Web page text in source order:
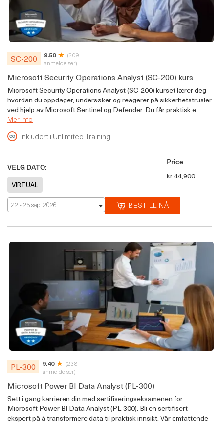
SC-200 9.50
(209
anmeldelser)
Microsoft Security Operations Analyst (SC-200) kurs
Microsoft Security Operations Analyst (SC-200) kurset lærer deg
hvordan du oppdager, undersøker og reagerer på sikkerhetstrusler
ved hjelp av Microsoft Sentinel og Defender. Du får praktisk e...
Mer info
Inkludert i Unlimited Training
VELG DATO:
22 - 25 sep. 2026 BESTILL NÅ
Price
kr 44,900
PL-300 9.40
(238
anmeldelser)
Microsoft Power BI Data Analyst (PL-300)
Sett i gang karrieren din med sertifiseringseksamenen for
Microsoft Power BI Data Analyst (PL-300). Bli en sertifisert
ekspert på å transformere data til praktisk innsikt. Vår omfattende